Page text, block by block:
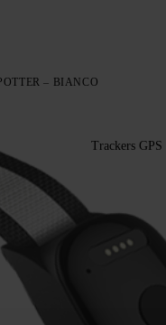
Trackers GPS
– BIANCO